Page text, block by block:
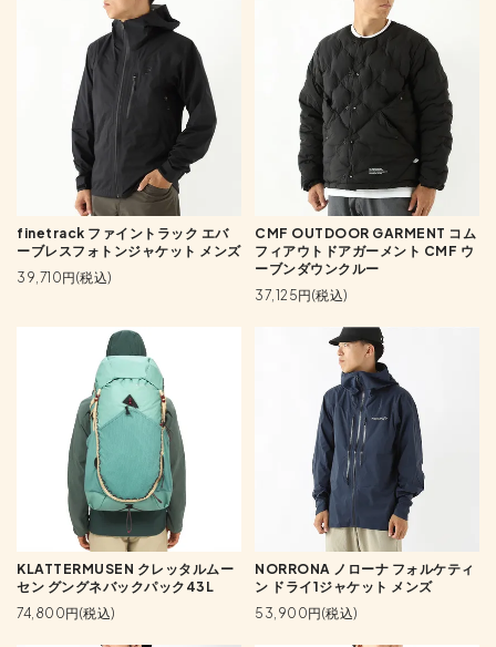
finetrack ファイントラック エバ
ーブレスフォトンジャケット メンズ
39,710円(税込)
CMF OUTDOOR GARMENT コム
フィアウトドアガーメント CMF ウ
ーブンダウンクルー
37,125円(税込)
KLATTERMUSEN クレッタルムー
セン グングネバックパック43L
74,800円(税込)
NORRONA ノローナ フォルケティ
ン ドライ1ジャケット メンズ
53,900円(税込)